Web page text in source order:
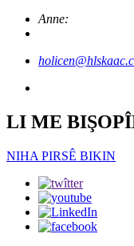
Anne:
LI ME
NIHA PIRSÊ BIKIN